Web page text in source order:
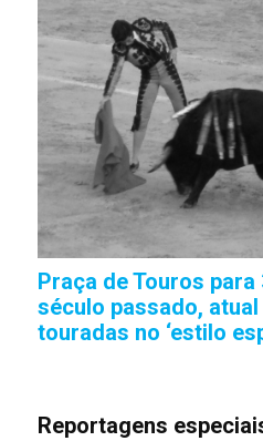
Praça de Touros
século passado,
touradas no ‘estilo
Reportagens